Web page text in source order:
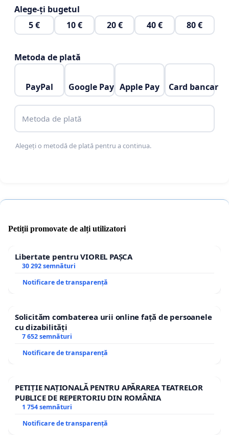
Alege-ți bugetul
5 €
10 € 20 € 40 € 80 €
Metoda de plată
PayPal Google Pay Apple Pay Card bancar
Metoda de plată
Alegeți o metodă de plată pentru a continua.
Petiții promovate de alți utilizatori
Libertate pentru VIOREL PAȘCA
30 292 semnături
Notificare de transparență
Solicităm combaterea urii online față de persoanele
cu dizabilități
7 652 semnături
Notificare de transparență
PETIȚIE NAȚIONALĂ PENTRU APĂRAREA TEATRELOR
PUBLICE DE REPERTORIU DIN ROMÂNIA
1 754 semnături
Notificare de transparență